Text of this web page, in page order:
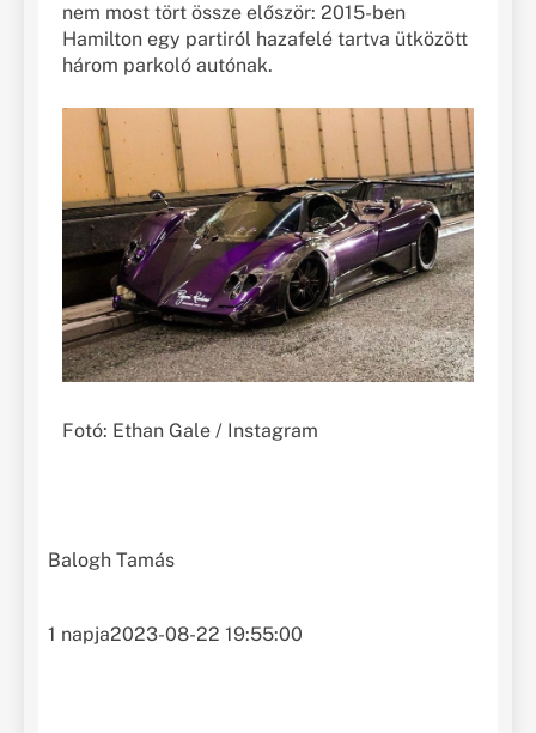
nem most tört össze először: 2015-ben
Hamilton egy partiról hazafelé tartva ütközött
három parkoló autónak.
Fotó: Ethan Gale / Instagram
Balogh Tamás
1 napja2023-08-22 19:55:00